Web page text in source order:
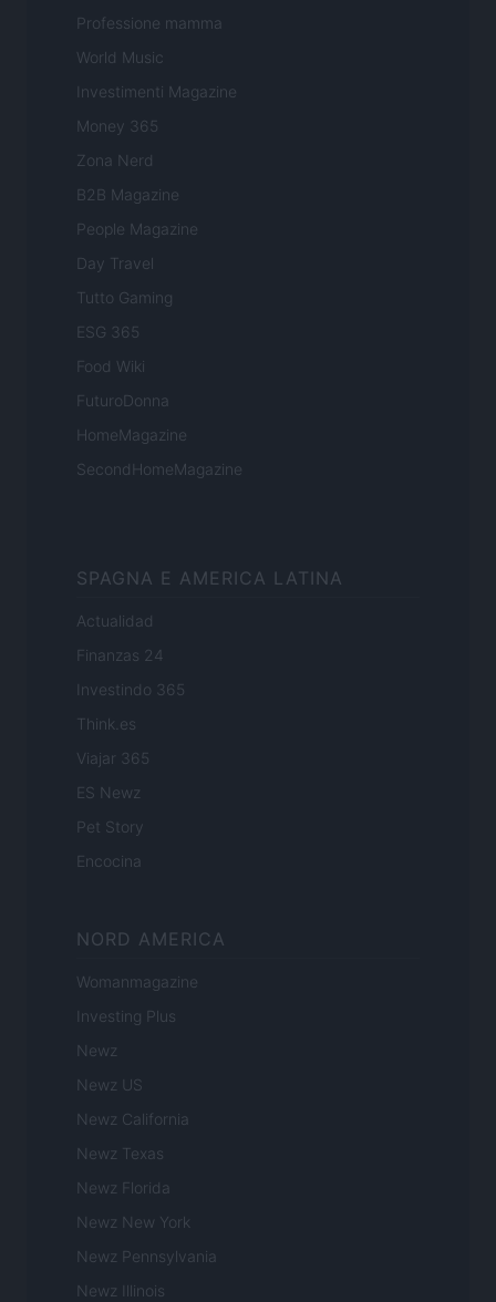
Professione mamma
World Music
Investimenti Magazine
Money 365
Zona Nerd
B2B Magazine
People Magazine
Day Travel
Tutto Gaming
ESG 365
Food Wiki
FuturoDonna
HomeMagazine
SecondHomeMagazine
SPAGNA E AMERICA LATINA
Actualidad
Finanzas 24
Investindo 365
Think.es
Viajar 365
ES Newz
Pet Story
Encocina
NORD AMERICA
Womanmagazine
Investing Plus
Newz
Newz US
Newz California
Newz Texas
Newz Florida
Newz New York
Newz Pennsylvania
Newz Illinois